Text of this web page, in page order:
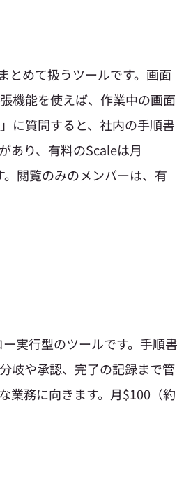
とめて扱うツールです。画面
機能を使えば、作業中の画面
に質問すると、社内の手順書
あり、有料のScaleは月
閲覧のみのメンバーは、有
実行型のツールです。手順書
岐や承認、完了の記録まで管
業務に向きます。月$100（約